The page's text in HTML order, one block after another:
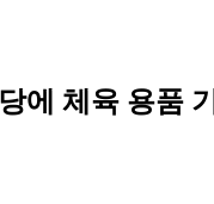
에 체육 용품